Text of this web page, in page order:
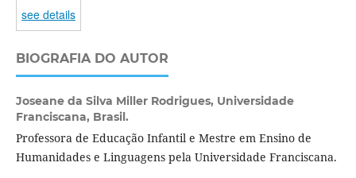
see details
BIOGRAFIA DO AUTOR
Joseane da Silva Miller Rodrigues, Universidade
Franciscana, Brasil.
Professora de Educação Infantil e Mestre em Ensino de
Humanidades e Linguagens pela Universidade Franciscana.